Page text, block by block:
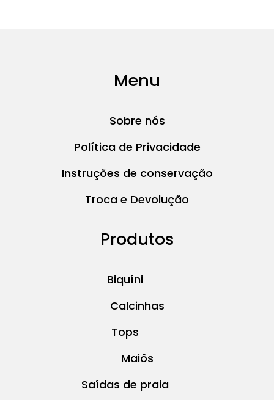
Menu
Sobre nós
Política de Privacidade
Instruções de conservação
Troca e Devolução
Produtos
Biquíni
Calcinhas
Tops
Maiôs
Saídas de praia